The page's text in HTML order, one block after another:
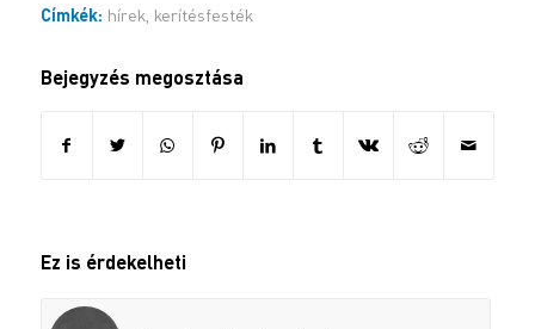
Címkék: hírek kerítésfesték
Bejegyzés megosztása
Ez is érdekelheti